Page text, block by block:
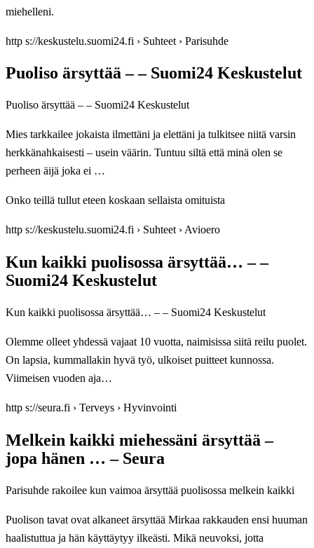
miehelleni.
http s://keskustelu.suomi24.fi › Suhteet › Parisuhde
Puoliso ärsyttää – – Suomi24 Keskustelut
Puoliso ärsyttää – – Suomi24 Keskustelut
Mies tarkkailee jokaista ilmettäni ja elettäni ja tulkitsee niitä varsin
herkkänahkaisesti – usein väärin. Tuntuu siltä että minä olen se
perheen äijä joka ei …
Onko teillä tullut eteen koskaan sellaista omituista
http s://keskustelu.suomi24.fi › Suhteet › Avioero
Kun kaikki puolisossa ärsyttää… – –
Suomi24 Keskustelut
Kun kaikki puolisossa ärsyttää… – – Suomi24 Keskustelut
Olemme olleet yhdessä vajaat 10 vuotta, naimisissa siitä reilu puolet.
On lapsia, kummallakin hyvä työ, ulkoiset puitteet kunnossa.
Viimeisen vuoden aja…
http s://seura.fi › Terveys › Hyvinvointi
Melkein kaikki miehessäni ärsyttää –
jopa hänen … – Seura
Parisuhde rakoilee kun vaimoa ärsyttää puolisossa melkein kaikki
Puolison tavat ovat alkaneet ärsyttää Mirkaa rakkauden ensi huuman
haalistuttua ja hän käyttäytyy ilkeästi. Mikä neuvoksi, jotta